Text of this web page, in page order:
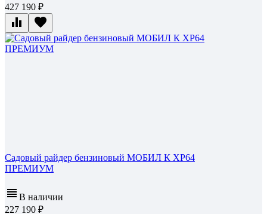
427 190
Садовый райдер бензиновый МОБИЛ К XP64
ПРЕМИУМ
В наличии
227 190